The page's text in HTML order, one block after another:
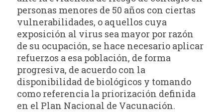
personas menores de 50 años con ciertas
vulnerabilidades, o aquellos cuya
exposición al virus sea mayor por razón
de su ocupación, se hace necesario aplicar
refuerzos a esa población, de forma
progresiva, de acuerdo con la
disponibilidad de biológicos y tomando
como referencia la priorización definida
en el Plan Nacional de Vacunación.